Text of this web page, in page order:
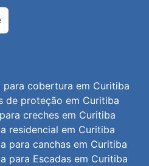
para cobertura em Curitiba
de proteção em Curitiba
creches em Curitiba
residencial em Curitiba
para canchas em Curitiba
para Escadas em Curitiba